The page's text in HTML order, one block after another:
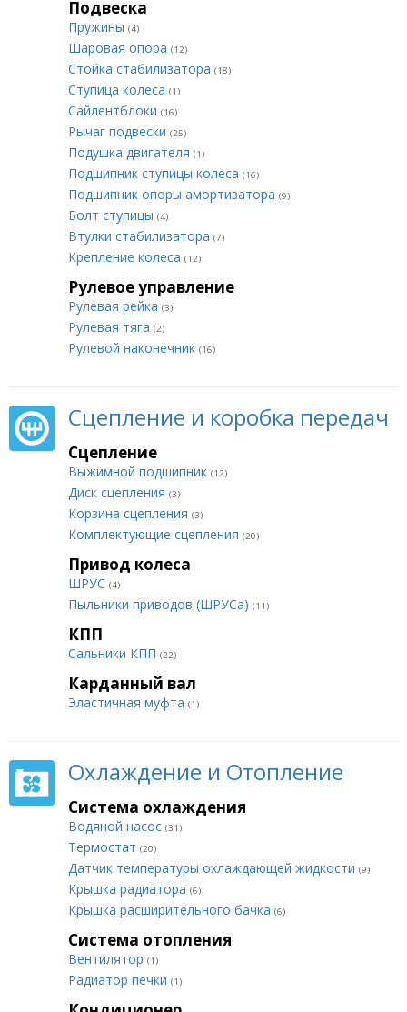
Подвеска
Пружины (4)
Шаровая опора (12)
Стойка стабилизатора (18)
Ступица колеса (1)
Сайлентблоки (16)
Рычаг подвески (25)
Подушка двигателя (1)
Подшипник ступицы колеса (16)
Подшипник опоры амортизатора (9)
Болт ступицы (4)
Втулки стабилизатора (7)
Крепление колеса (12)
Рулевое управление
Рулевая рейка (3)
Рулевая тяга (2)
Рулевой наконечник (16)
Сцепление и коробка передач
Сцепление
Выжимной подшипник (12)
Диск сцепления (3)
Корзина сцепления (3)
Комплектующие сцепления (20)
Привод колеса
ШРУС (4)
Пыльники приводов (ШРУСа) (11)
КПП
Сальники КПП (22)
Карданный вал
Эластичная муфта (1)
Охлаждение и Отопление
Система охлаждения
Водяной насос (31)
Термостат (20)
Датчик температуры охлаждающей жидкости (9)
Крышка радиатора (6)
Крышка расширительного бачка (6)
Система отопления
Вентилятор (1)
Радиатор печки (1)